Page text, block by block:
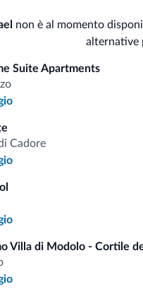
non è al momento
alternative
Suite Apartments
Cadore
Villa di Modolo - Cortile